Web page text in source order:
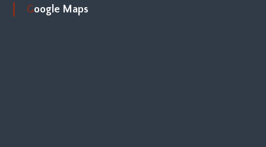
Google Maps